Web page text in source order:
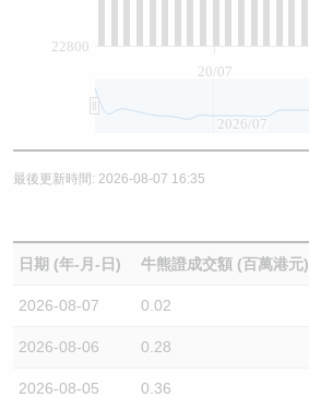
20/07
22800
2026/07
最後更新時間: 2026-08-07 16:35
日期 (年-月-日) 牛熊證成交額 (百萬港元)
2026-08-07 0.02
2026-08-06 0.28
2026-08-05 0.36